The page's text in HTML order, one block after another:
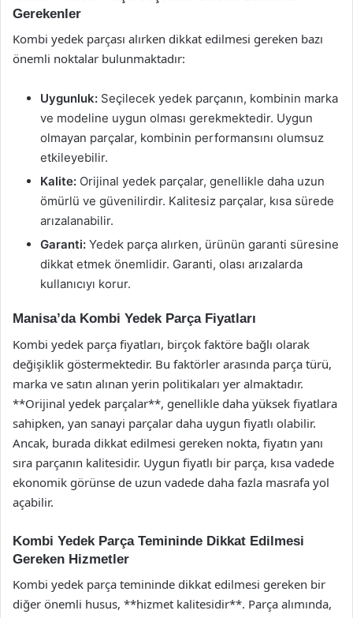
Gerekenler
Kombi yedek parçası alırken dikkat edilmesi gereken bazı
önemli noktalar bulunmaktadır:
Uygunluk: Seçilecek yedek parçanın, kombinin marka
ve modeline uygun olması gerekmektedir. Uygun
olmayan parçalar, kombinin performansını olumsuz
etkileyebilir.
Kalite: Orijinal yedek parçalar, genellikle daha uzun
ömürlü ve güvenilirdir. Kalitesiz parçalar, kısa sürede
arızalanabilir.
Garanti: Yedek parça alırken, ürünün garanti süresine
dikkat etmek önemlidir. Garanti, olası arızalarda
kullanıcıyı korur.
Manisa’da Kombi Yedek Parça Fiyatları
Kombi yedek parça fiyatları, birçok faktöre bağlı olarak
değişiklik göstermektedir. Bu faktörler arasında parça türü,
marka ve satın alınan yerin politikaları yer almaktadır.
**Orijinal yedek parçalar**, genellikle daha yüksek fiyatlara
sahipken, yan sanayi parçalar daha uygun fiyatlı olabilir.
Ancak, burada dikkat edilmesi gereken nokta, fiyatın yanı
sıra parçanın kalitesidir. Uygun fiyatlı bir parça, kısa vadede
ekonomik görünse de uzun vadede daha fazla masrafa yol
açabilir.
Kombi Yedek Parça Temininde Dikkat Edilmesi
Gereken Hizmetler
Kombi yedek parça temininde dikkat edilmesi gereken bir
diğer önemli husus, **hizmet kalitesidir**. Parça alımında,